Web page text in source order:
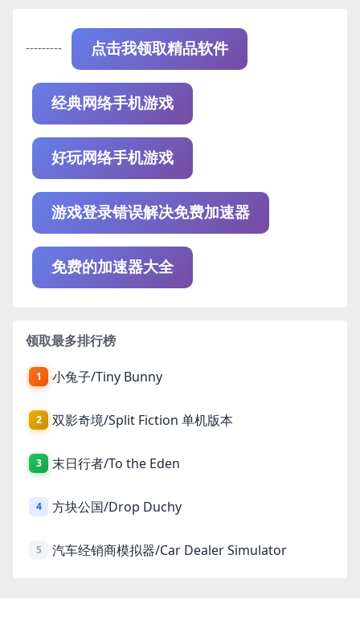
--------- 点击我领取精品软件
经典网络手机游戏
好玩网络手机游戏
游戏登录错误解决免费加速器
免费的加速器大全
领取最多排行榜
1 小兔子/Tiny Bunny
2 双影奇境/Split Fiction 单机版本
3 末日行者/To the Eden
4 方块公国/Drop Duchy
5 汽车经销商模拟器/Car Dealer Simulator